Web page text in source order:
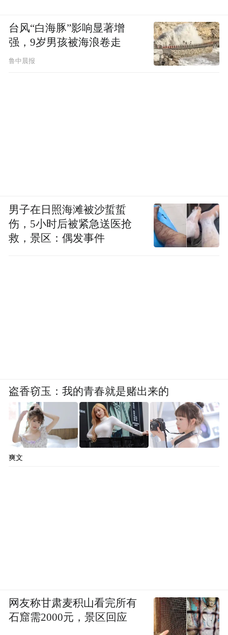
台风“白海豚”影响显著增
强，9岁男孩被海浪卷走
鲁中晨报
男子在日照海滩被沙蜇蜇
伤，5小时后被紧急送医抢
救，景区：偶发事件
盗香窃玉：我的青春就是赌出来的
爽文
网友称甘肃麦积山看完所有
石窟需2000元，景区回应